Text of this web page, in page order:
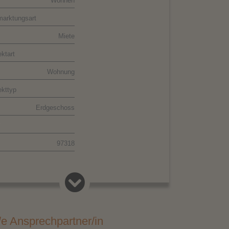
Miete
Wohnung
Erdgeschoss
97318
Kitzingen
Deutschland
Ansprechpartner/in